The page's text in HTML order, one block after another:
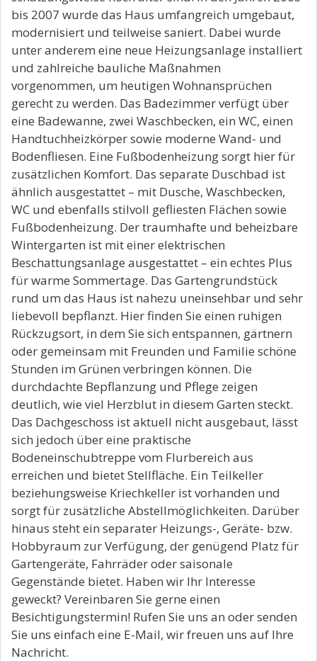
bis 2007 wurde das Haus umfangreich umgebaut,
modernisiert und teilweise saniert. Dabei wurde
unter anderem eine neue Heizungsanlage installiert
und zahlreiche bauliche Maßnahmen
vorgenommen, um heutigen Wohnansprüchen
gerecht zu werden. Das Badezimmer verfügt über
eine Badewanne, zwei Waschbecken, ein WC, einen
Handtuchheizkörper sowie moderne Wand- und
Bodenfliesen. Eine Fußbodenheizung sorgt hier für
zusätzlichen Komfort. Das separate Duschbad ist
ähnlich ausgestattet – mit Dusche, Waschbecken,
WC und ebenfalls stilvoll gefliesten Flächen sowie
Fußbodenheizung. Der traumhafte und beheizbare
Wintergarten ist mit einer elektrischen
Beschattungsanlage ausgestattet – ein echtes Plus
für warme Sommertage. Das Gartengrundstück
rund um das Haus ist nahezu uneinsehbar und sehr
liebevoll bepflanzt. Hier finden Sie einen ruhigen
Rückzugsort, in dem Sie sich entspannen, gärtnern
oder gemeinsam mit Freunden und Familie schöne
Stunden im Grünen verbringen können. Die
durchdachte Bepflanzung und Pflege zeigen
deutlich, wie viel Herzblut in diesem Garten steckt.
Das Dachgeschoss ist aktuell nicht ausgebaut, lässt
sich jedoch über eine praktische
Bodeneinschubtreppe vom Flurbereich aus
erreichen und bietet Stellfläche. Ein Teilkeller
beziehungsweise Kriechkeller ist vorhanden und
sorgt für zusätzliche Abstellmöglichkeiten. Darüber
hinaus steht ein separater Heizungs-, Geräte- bzw.
Hobbyraum zur Verfügung, der genügend Platz für
Gartengeräte, Fahrräder oder saisonale
Gegenstände bietet. Haben wir Ihr Interesse
geweckt? Vereinbaren Sie gerne einen
Besichtigungstermin! Rufen Sie uns an oder senden
Sie uns einfach eine E-Mail, wir freuen uns auf Ihre
Nachricht.